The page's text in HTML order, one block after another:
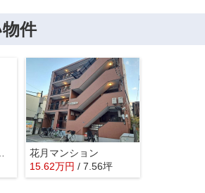
件
参番館
花月マンション
15.62万円 / 7.56坪